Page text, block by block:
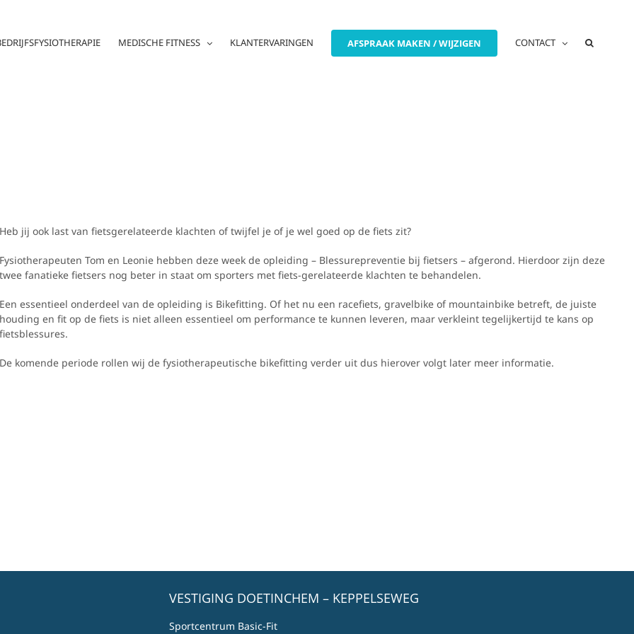
MEDISCHE FITNESS KLANTERVARINGEN AFSPRAAK MAKEN / WIJZIGEN CONTACT
Heb jij ook last van fietsgerelateerde klachten of twijfel je of je wel goed op de fiets zit?
Fysiotherapeuten Tom en Leonie hebben deze week de opleiding – Blessurepreventie bij fietsers – afgerond. Hierdoor zijn deze
twee fanatieke fietsers nog beter in staat om sporters met fiets-gerelateerde klachten te behandelen.
Een essentieel onderdeel van de opleiding is Bikefitting. Of het nu een racefiets, gravelbike of mountainbike betreft, de juiste
houding en fit op de fiets is niet alleen essentieel om performance te kunnen leveren, maar verkleint tegelijkertijd te kans op
fietsblessures.
De komende periode rollen wij de fysiotherapeutische bikefitting verder uit dus hierover volgt later meer informatie.
VESTIGING DOETINCHEM – KEPPELSEWEG
Sportcentrum Basic-Fit